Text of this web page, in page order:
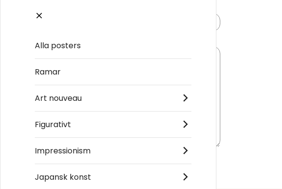
Meddelande
Alla posters
Ramar
Art nouveau
Figurativt
Impressionism
Japansk konst